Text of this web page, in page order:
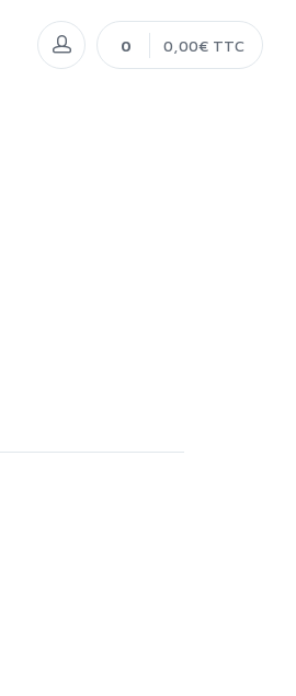
0 0,00€ TTC